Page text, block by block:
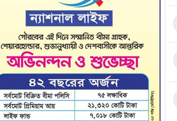
দেশে ফেরানো নিয়ে আগের অবস্থান থেকে
ক্রীড়া প্রতিমন্ত্রী